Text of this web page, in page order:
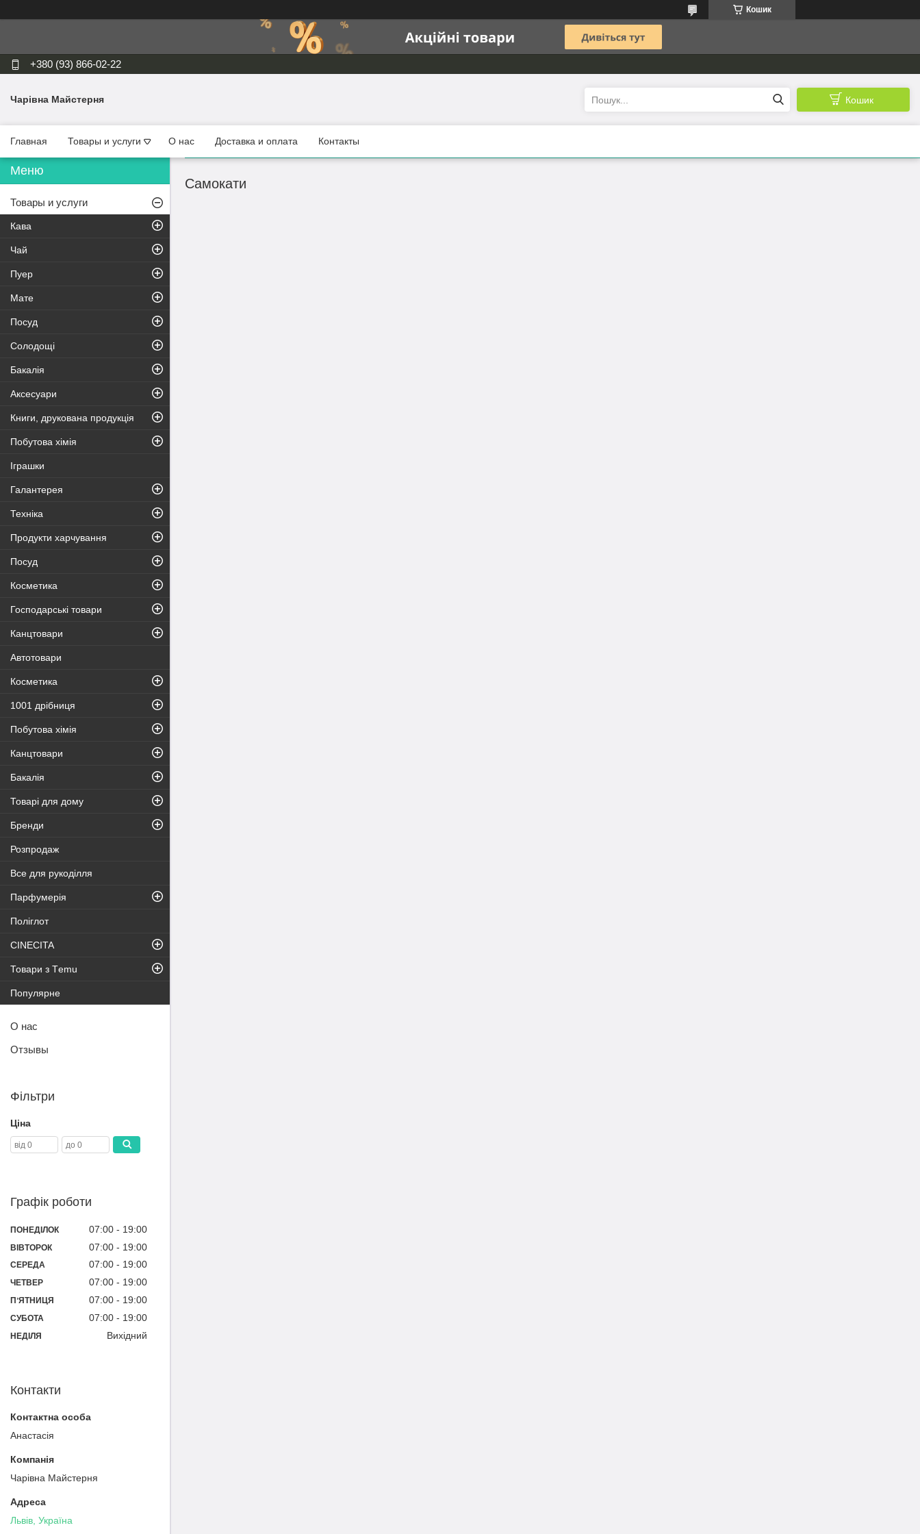
Кошик
+380 (93) 866-02-22
Чарівна Майстерня Кошик
Главная Товары и услуги О нас Доставка и оплата Контакты
Самокати
Товары и услуги
Кава
Чай
Пуер
Мате
Посуд
Солодощі
Бакалія
Аксесуари
Книги, друкована продукція
Побутова хімія
Іграшки
Галантерея
Техніка
Продукти харчування
Посуд
Косметика
Господарські товари
Канцтовари
Автотовари
Косметика
1001 дрібниця
Побутова хімія
Канцтовари
Бакалія
Товарі для дому
Бренди
Розпродаж
Все для рукоділля
Парфумерія
Поліглот
CINECITA
Товари з Тemu
Популярне
О нас
Отзывы
Фільтри
Ціна
Графік роботи
ПОНЕДІЛОК 07:00 19:00
ВІВТОРОК 07:00 19:00
СЕРЕДА 07:00 19:00
ЧЕТВЕР 07:00 19:00
ПʼЯТНИЦЯ 07:00 19:00
СУБОТА 07:00 19:00
НЕДІЛЯ Вихідний
Контакти
Анастасія
Чарівна Майстерня
Львів, Україна